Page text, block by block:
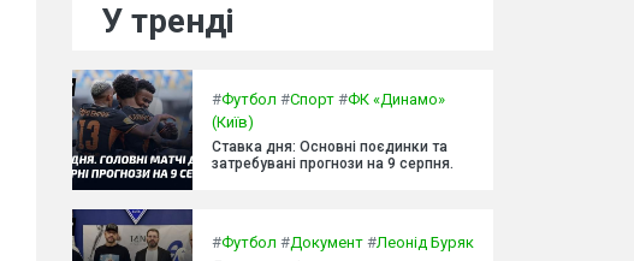
У тренді
#Футбол #Спорт #ФК «Динамо»
(Київ)
Ставка дня: Основні поєдинки та
затребувані прогнози на 9 серпня.
#Футбол #Документ #Леонід Буряк